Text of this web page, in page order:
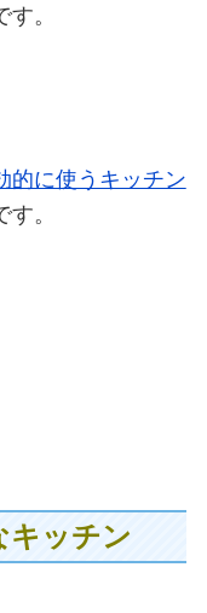
。
的に使うキッチン
。
キッチン